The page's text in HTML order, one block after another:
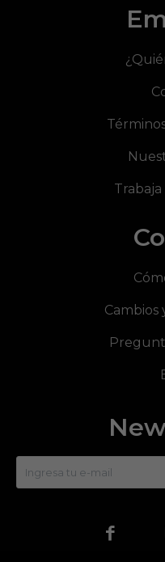
Cambios
